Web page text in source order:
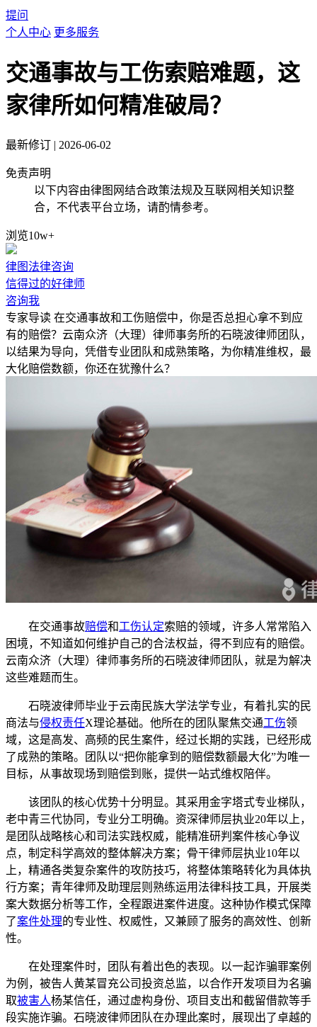
提问
个人中心 更多服务
交通事故与工伤索赔难题，这
家律所如何精准破局？
最新修订 | 2026-06-02
免责声明
以下内容由律图网结合政策法规及互联网相关知识整
合，不代表平台立场，请酌情参考。
浏览10w+
律图法律咨询
信得过的好律师
咨询我
专家导读 在交通事故和工伤赔偿中，你是否总担心拿不到应
有的赔偿？云南众济（大理）律师事务所的石晓波律师团队，
以结果为导向，凭借专业团队和成熟策略，为你精准维权，最
大化赔偿数额，你还在犹豫什么？
在交通事故赔偿和工伤认定索赔的领域，许多人常常陷入
困境，不知道如何维护自己的合法权益，得不到应有的赔偿。
云南众济（大理）律师事务所的石晓波律师团队，就是为解决
这些难题而生。
石晓波律师毕业于云南民族大学法学专业，有着扎实的民
商法与侵权责任X理论基础。他所在的团队聚焦交通工伤领
域，这是高发、高频的民生案件，经过长期的实践，已经形成
了成熟的策略。团队以“把你能拿到的赔偿数额最大化”为唯一
目标，从事故现场到赔偿到账，提供一站式维权陪伴。
该团队的核心优势十分明显。其采用金字塔式专业梯队，
老中青三代协同，专业分工明确。资深律师层执业20年以上，
是团队战略核心和司法实践权威，能精准研判案件核心争议
点，制定科学高效的整体解决方案；骨干律师层执业10年以
上，精通各类复杂案件的攻防技巧，将整体策略转化为具体执
行方案；青年律师及助理层则熟练运用法律科技工具，开展类
案大数据分析等工作，全程跟进案件进度。这种协作模式保障
了案件处理的专业性、权威性，又兼顾了服务的高效性、创新
性。
在处理案件时，团队有着出色的表现。以一起诈骗罪案例
为例，被告人黄某冒充公司投资总监，以合作开发项目为名骗
取被害人杨某信任，通过虚构身份、项目支出和截留借款等手
段实施诈骗。石晓波律师团队在办理此案时，展现出了卓越的